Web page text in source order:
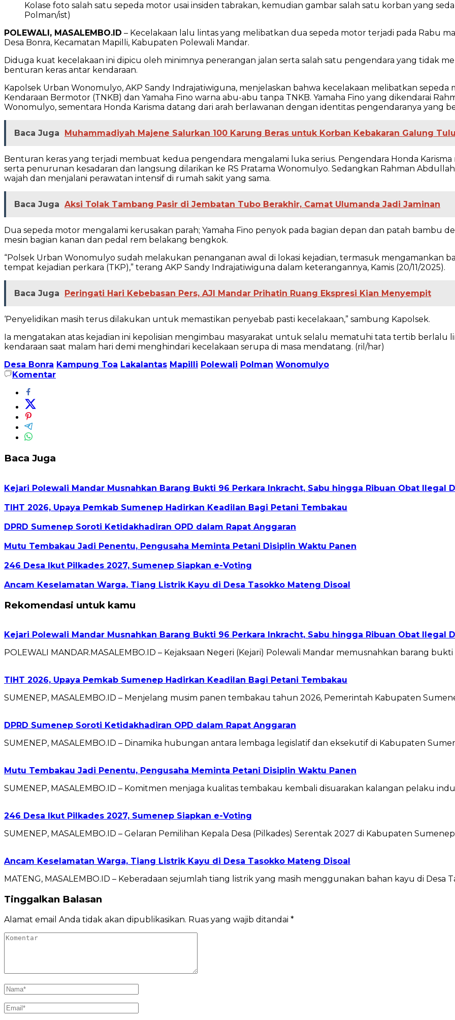
Kolase foto salah satu sepeda motor usai insiden tabrakan, kemudian gambar salah satu korban yang
Polman/ist)
POLEWALI, MASALEMBO.ID – Kecelakaan lalu lintas yang melibatkan dua sepeda motor terjadi pada Rabu
Desa Bonra, Kecamatan Mapilli, Kabupaten Polewali Mandar.
Diduga kuat kecelakaan ini dipicu oleh minimnya penerangan jalan serta salah satu pengendara yang tidak
benturan keras antar kendaraan.
Kapolsek Urban Wonomulyo, AKP Sandy Indrajatiwiguna, menjelaskan bahwa kecelakaan melibatkan
Kendaraan Bermotor (TNKB) dan Yamaha Fino warna abu-abu tanpa TNKB. Yamaha Fino yang dikendarai
Wonomulyo, sementara Honda Karisma datang dari arah berlawanan dengan identitas pengendaranya yang
Baca Juga Muhammadiyah Majene Salurkan 100 Karung Beras untuk Korban Kebakaran Galung Tulu
Benturan keras yang terjadi membuat kedua pengendara mengalami luka serius. Pengendara Honda
serta penurunan kesadaran dan langsung dilarikan ke RS Pratama Wonomulyo. Sedangkan Rahman
wajah dan menjalani perawatan intensif di rumah sakit yang sama.
Baca Juga Aksi Tolak Tambang Pasir di Jembatan Tubo Berakhir, Camat Ulumanda Jadi Jaminan
Dua sepeda motor mengalami kerusakan parah; Yamaha Fino penyok pada bagian depan dan patah bambu
mesin bagian kanan dan pedal rem belakang bengkok.
“Polsek Urban Wonomulyo sudah melakukan penanganan awal di lokasi kejadian, termasuk mengamankan
tempat kejadian perkara (TKP),” terang AKP Sandy Indrajatiwiguna dalam keterangannya, Kamis (20/11/2025).
Baca Juga Peringati Hari Kebebasan Pers, AJI Mandar Prihatin Ruang Ekspresi Kian Menyempit
‘Penyelidikan masih terus dilakukan untuk memastikan penyebab pasti kecelakaan,” sambung Kapolsek.
Ia mengatakan atas kejadian ini kepolisian mengimbau masyarakat untuk selalu mematuhi tata tertib
kendaraan saat malam hari demi menghindari kecelakaan serupa di masa mendatang. (ril/har)
Desa Bonra Kampung Toa Lakalantas Mapilli Polewali Polman Wonomulyo
Komentar
Baca Juga
Kejari Polewali Mandar Musnahkan Barang Bukti 96 Perkara Inkracht, Sabu hingga Ribuan Obat Ilegal
TIHT 2026, Upaya Pemkab Sumenep Hadirkan Keadilan Bagi Petani Tembakau
DPRD Sumenep Soroti Ketidakhadiran OPD dalam Rapat Anggaran
Mutu Tembakau Jadi Penentu, Pengusaha Meminta Petani Disiplin Waktu Panen
246 Desa Ikut Pilkades 2027, Sumenep Siapkan e-Voting
Ancam Keselamatan Warga, Tiang Listrik Kayu di Desa Tasokko Mateng Disoal
Rekomendasi untuk kamu
Kejari Polewali Mandar Musnahkan Barang Bukti 96 Perkara Inkracht, Sabu hingga Ribuan Obat Ilegal
POLEWALI MANDAR.MASALEMBO.ID – Kejaksaan Negeri (Kejari) Polewali Mandar memusnahkan barang
TIHT 2026, Upaya Pemkab Sumenep Hadirkan Keadilan Bagi Petani Tembakau
SUMENEP, MASALEMBO.ID – Menjelang musim panen tembakau tahun 2026, Pemerintah Kabupaten
DPRD Sumenep Soroti Ketidakhadiran OPD dalam Rapat Anggaran
SUMENEP, MASALEMBO.ID – Dinamika hubungan antara lembaga legislatif dan eksekutif di Kabupaten
Mutu Tembakau Jadi Penentu, Pengusaha Meminta Petani Disiplin Waktu Panen
SUMENEP, MASALEMBO.ID – Komitmen menjaga kualitas tembakau kembali disuarakan kalangan pelaku
246 Desa Ikut Pilkades 2027, Sumenep Siapkan e-Voting
SUMENEP, MASALEMBO.ID – Gelaran Pemilihan Kepala Desa (Pilkades) Serentak 2027 di Kabupaten
Ancam Keselamatan Warga, Tiang Listrik Kayu di Desa Tasokko Mateng Disoal
MATENG, MASALEMBO.ID – Keberadaan sejumlah tiang listrik yang masih menggunakan bahan kayu di Desa
Tinggalkan Balasan
Alamat email Anda tidak akan dipublikasikan. Ruas yang wajib ditandai *